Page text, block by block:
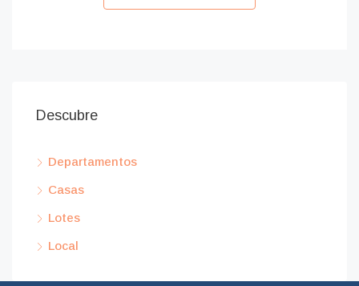
Descubre
Departamentos
Casas
Lotes
Local